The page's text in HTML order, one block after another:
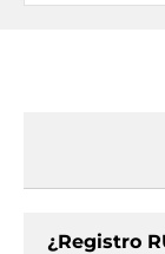
¿Registro